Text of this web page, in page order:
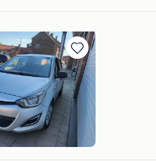
Bewaren
in
Mijn
Favorieten